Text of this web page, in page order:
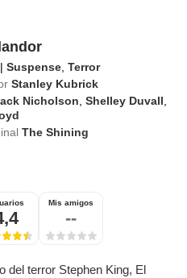
| Suspense ,Terror
Stanley Kubrick
Nicholson ,Shelley Duvall
The Shining
Mis amigos
--
del terror Stephen King, El